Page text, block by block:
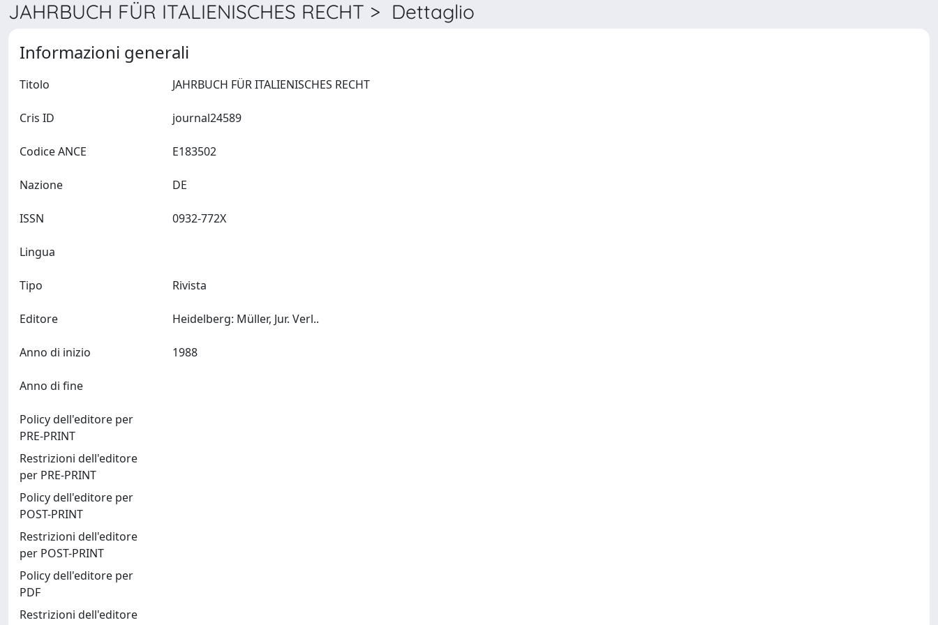
JAHRBUCH FÜR ITALIENISCHES RECHT > Dettaglio
Informazioni generali
Titolo
Cris ID
Codice ANCE
Nazione
ISSN
Lingua
Tipo Rivista
Editore
Anno di inizio
Anno di fine
Policy dell'editore per
PRE-PRINT
Restrizioni dell'editore
per PRE-PRINT
Policy dell'editore per
POST-PRINT
Restrizioni dell'editore
per POST-PRINT
Policy dell'editore per
PDF
Restrizioni dell'editore